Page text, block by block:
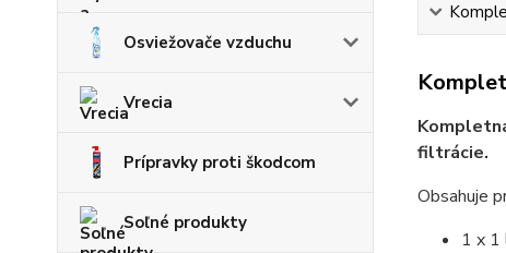
Osviežovače vzduchu
Vrecia
Prípravky proti škodcom
Soľné produkty
filtrácie.
Obsahuje
1 x 1